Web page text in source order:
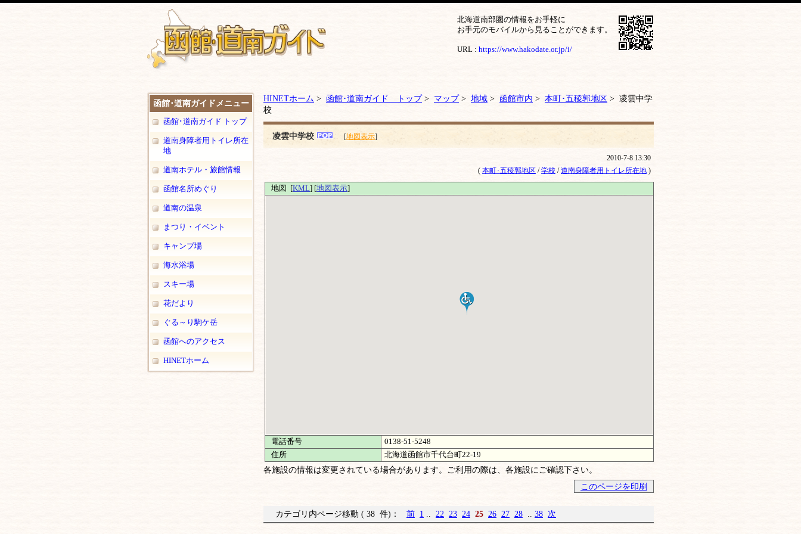
北海道南部圏の情報をお手軽に
お手元のモバイルから見ることができます。
URL : https://www.hakodate.or.jp/i/
函館･道南ガイドメニュー
函館･道南ガイド トップ
道南身障者用トイレ所在
地
道南ホテル・旅館情報
函館名所めぐり
道南の温泉
まつり・イベント
キャンプ場
海水浴場
スキー場
花だより
ぐる～り駒ケ岳
函館へのアクセス
HINETホーム
HINETホーム > 函館･道南ガイド トップ> マップ> 地域 > 函館市内 > 本町･五稜郭地区 > 凌雲中学
校
凌雲中学校 [地図表示]
2010-7-8 13:30
( 本町･五稜郭地区 /学校 /道南身障者用トイレ所在地 )
地図 [KML] [地図表示]
電話番号
0138-51-5248
住所
北海道函館市千代台町22-19
各施設の情報は変更されている場合があります。ご利用の際は、各施設にご確認下さい。
このページを印刷
カテゴリ内ページ移動 ( 38 件)： 前 1 22 23 24 25 26 27 28 38 次